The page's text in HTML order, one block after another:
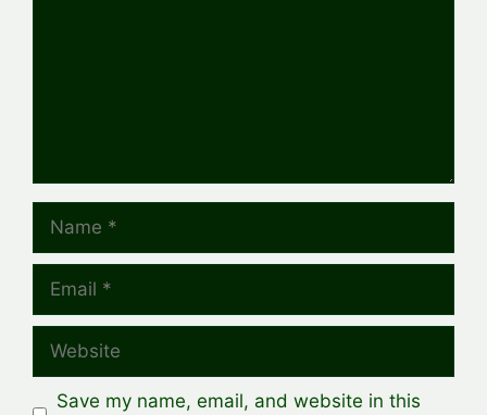
Save my name, email, and website in this